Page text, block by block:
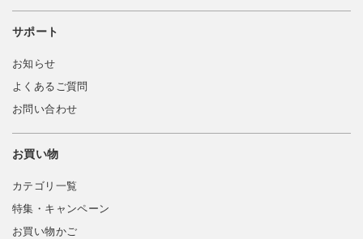
サポート
お知らせ
よくあるご質問
お問い合わせ
お買い物
カテゴリ一覧
特集・キャンペーン
お買い物かご